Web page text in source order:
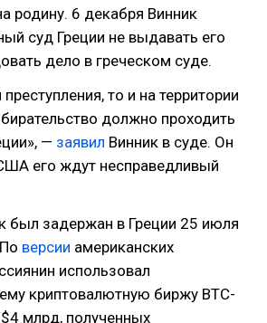
родину. 6 декабря Винник
суд Греции не выдавать его
дело в греческом суде.
то и на территории
должно проходить
— заявил Винник в суде. Он
его ждут несправедливый
был задержан в Греции 25 июля
версии американских
использовал
криптовалютную биржу BTC-
млрд, полученных